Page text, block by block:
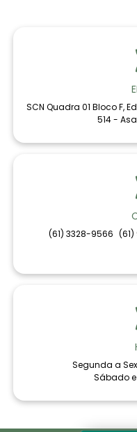
SCN Quadra 01 Bloco F,
514 -
(61) 3328-9566
Segunda a
Sábado